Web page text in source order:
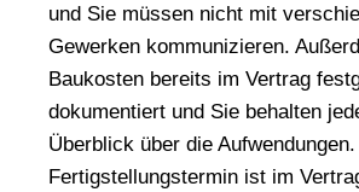
und Sie müssen nicht mit
Gewerken kommunizieren.
Baukosten bereits im Vertrag
dokumentiert und Sie behalten
Überblick über die
Fertigstellungstermin ist im